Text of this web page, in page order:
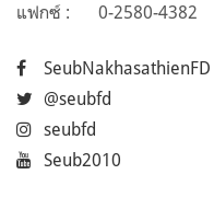
แฟกซ์ :
0-2580-4382
SeubNakhasathienFD
@seubfd
seubfd
Seub2010